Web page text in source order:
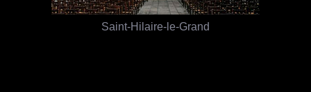
Saint-Hilaire-le-Grand